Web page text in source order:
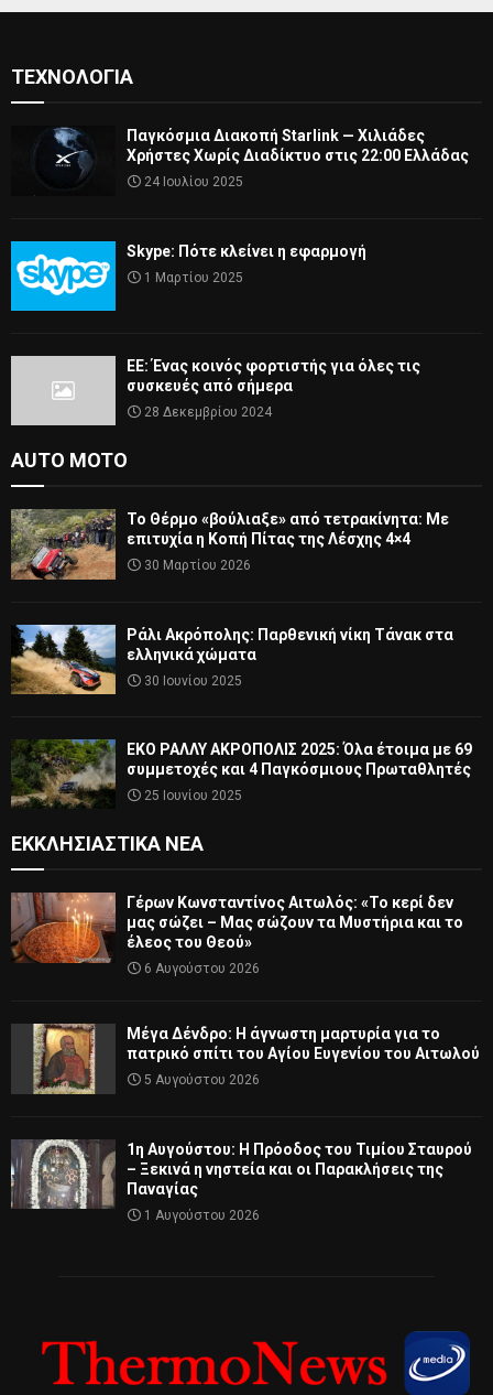
ΤΕΧΝΟΛΟΓΊΑ
Παγκόσμια Διακοπή Starlink — Χιλιάδες
Χρήστες Χωρίς Διαδίκτυο στις 22:00 Ελλάδας
24 Ιουλίου 2025
Skype: Πότε κλείνει η εφαρμογή
1 Μαρτίου 2025
ΕΕ: Ένας κοινός φορτιστής για όλες τις
συσκευές από σήμερα
28 Δεκεμβρίου 2024
AUTO MOTO
Το Θέρμο «βούλιαξε» από τετρακίνητα: Με
επιτυχία η Κοπή Πίτας της Λέσχης 4×4
30 Μαρτίου 2026
Ράλι Ακρόπολης: Παρθενική νίκη Τάνακ στα
ελληνικά χώματα
30 Ιουνίου 2025
ΕΚΟ ΡΑΛΛΥ ΑΚΡΟΠΟΛΙΣ 2025: Όλα έτοιμα με 69
συμμετοχές και 4 Παγκόσμιους Πρωταθλητές
25 Ιουνίου 2025
ΕΚΚΛΗΣΙΑΣΤΙΚΆ ΝΈΑ
Γέρων Κωνσταντίνος Αιτωλός: «Το κερί δεν
μας σώζει – Μας σώζουν τα Μυστήρια και το
έλεος του Θεού»
6 Αυγούστου 2026
Μέγα Δένδρο: Η άγνωστη μαρτυρία για το
πατρικό σπίτι του Αγίου Ευγενίου του Αιτωλού
5 Αυγούστου 2026
1η Αυγούστου: Η Πρόοδος του Τιμίου Σταυρού
– Ξεκινά η νηστεία και οι Παρακλήσεις της
Παναγίας
1 Αυγούστου 2026